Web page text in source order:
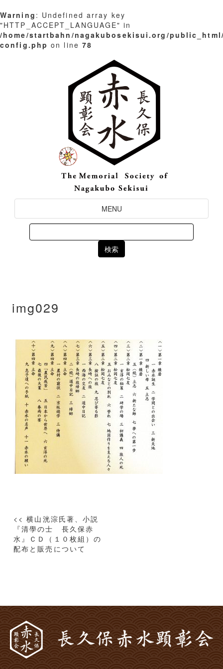
Warning : Undefined array key
"HTTP_ACCEPT_LANGUAGE" in
/home/startbahn/nagakubosekisui.org/
config.php on line 78
Toggle
Navigation
MENU
Search
for:
img029
投
稿
ナ
ビ
ョ
ン
<< 横山洸淙氏著、小説
『清學の士 長久保赤
水』ＣＤ（１０枚組）の
配布と販売について